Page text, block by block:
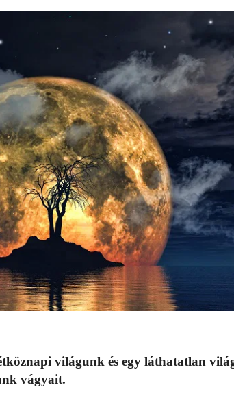
világunk és egy láthatatlan
vágyait.